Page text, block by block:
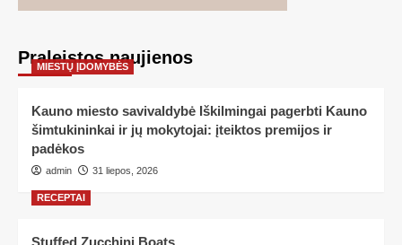
Praleistos naujienos
MIESTŲ ĮDOMYBĖS
Kauno miesto savivaldybė Iškilmingai pagerbti Kauno
šimtukininkai ir jų mokytojai: įteiktos premijos ir
padėkos
admin 31 liepos, 2026
RECEPTAI